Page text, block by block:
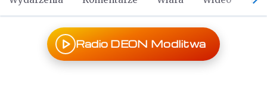
Radio DEON Modlitwa